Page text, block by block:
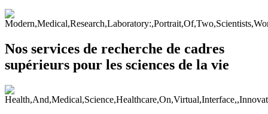
Nos services de recherche de cadres
supérieurs pour les sciences de la vie